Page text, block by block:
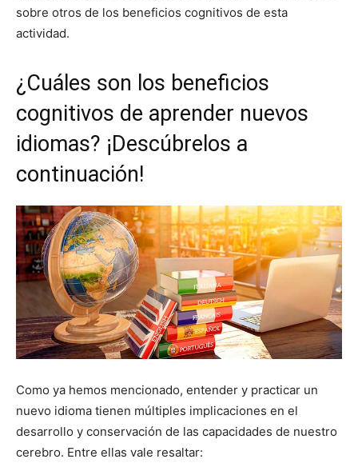
sobre otros de los beneficios cognitivos de esta
actividad.
¿Cuáles son los beneficios
cognitivos de aprender nuevos
idiomas? ¡Descúbrelos a
continuación!
Como ya hemos mencionado, entender y practicar un
nuevo idioma tienen múltiples implicaciones en el
desarrollo y conservación de las capacidades de nuestro
cerebro. Entre ellas vale resaltar: